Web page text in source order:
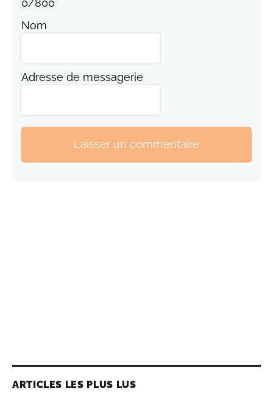
0/800
Nom
Adresse de messagerie
Laisser un commentaire
ARTICLES LES PLUS LUS